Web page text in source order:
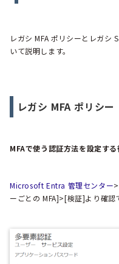
レガシ MFA ポリシーとレガシ
いて説明します。
レガシ MFA ポリシー
MFAで使う認証方法を設定する
Microsoft Entra 管理センター
ーごとの MFA]>[検証]より確認